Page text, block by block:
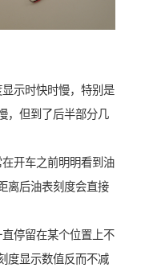
示时快时慢，特别是
，但到了后半部分几
开车之前明明看到油
离后油表刻度会直接
停留在某个位置上不
度显示数值反而不减